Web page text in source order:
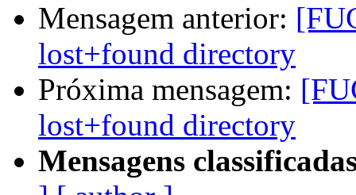
Mensagem anterior:
lost+found directory
Próxima mensagem:
lost+found directory
Mensagens